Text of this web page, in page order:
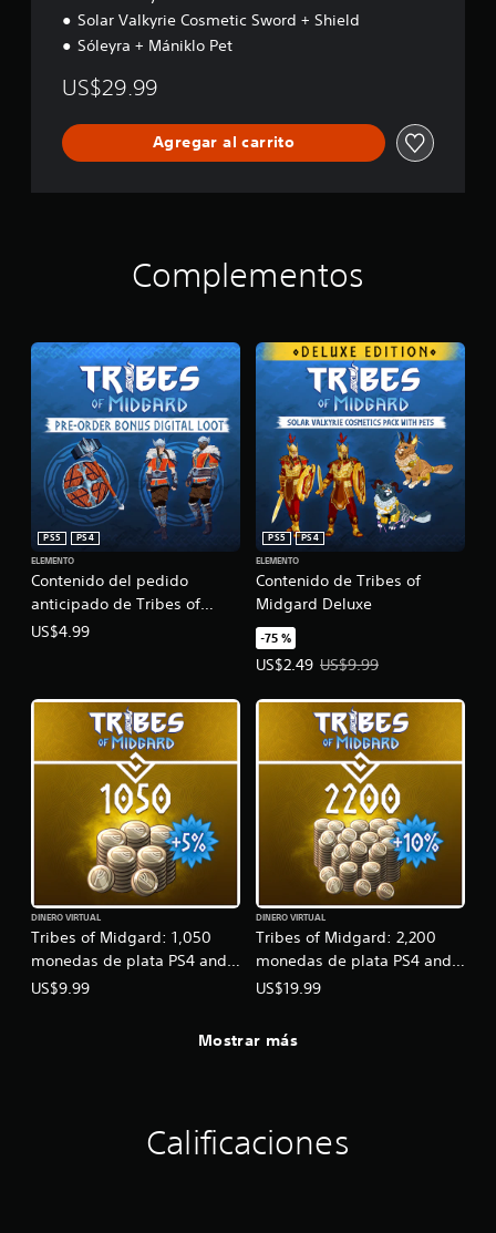
Solar Valkyrie Cosmetic Sword + Shield
Sóleyra + Mániklo Pet
US$29.99
Agregar al carrito
Complementos
Contenido del pedido
anticipado de Tribes of
Midgard
PS5
PS4
ELEMENTO
US$4.99
Contenido de Tribes of
Midgard Deluxe
PS5
PS4
ELEMENTO
-75 %
US$2.49
Precio de la oferta: US$2.49.
US$9.99
Tribes of Midgard: 1,050
monedas de plata PS4 and
PS5
DINERO VIRTUAL
US$9.99
Tribes of Midgard: 2,200
monedas de plata PS4 and
PS5
DINERO VIRTUAL
US$19.99
Mostrar más
Calificaciones